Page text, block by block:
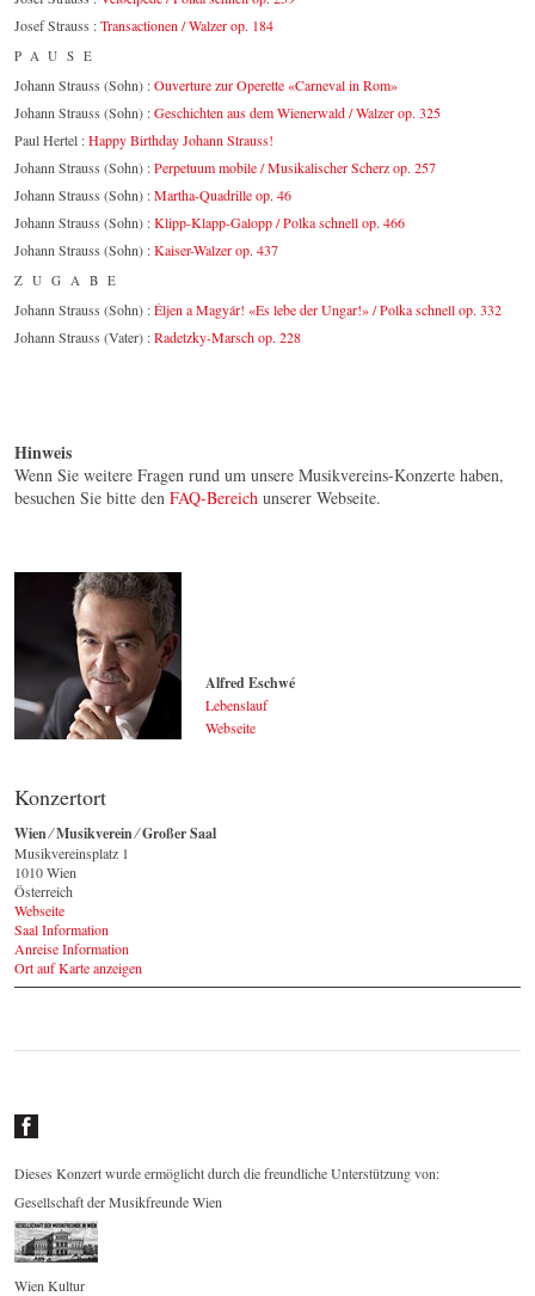
Josef Strauss :Transactionen / Walzer op. 184
PAUSE
Johann Strauss (Sohn) :Ouverture zur Operette «Carneval in Rom»
Johann Strauss (Sohn) :Geschichten aus dem Wienerwald / Walzer op. 325
Paul Hertel :Happy Birthday Johann Strauss!
Johann Strauss (Sohn) :Perpetuum mobile / Musikalischer Scherz op. 257
Johann Strauss (Sohn) :Martha-Quadrille op. 46
Johann Strauss (Sohn) :Klipp-Klapp-Galopp / Polka schnell op. 466
Johann Strauss (Sohn) :Kaiser-Walzer op. 437
ZUGABE
Johann Strauss (Sohn) :Éljen a Magyár! «Es lebe der Ungar!» / Polka schnell op. 332
Johann Strauss (Vater) :Radetzky-Marsch op. 228
Hinweis
Wenn Sie weitere Fragen rund um unsere Musikvereins-Konzerte haben,
besuchen Sie bitte den FAQ-Bereich unserer Webseite.
Alfred Eschwé
Lebenslauf
Webseite
Konzertort
Wien ⁄ Musikverein ⁄ Großer Saal
Musikvereinsplatz 1
1010 Wien
Österreich
Webseite
Saal Information
Anreise Information
Ort auf Karte anzeigen
Dieses Konzert wurde ermöglicht durch die freundliche Unterstützung von:
Gesellschaft der Musikfreunde Wien
Wien Kultur